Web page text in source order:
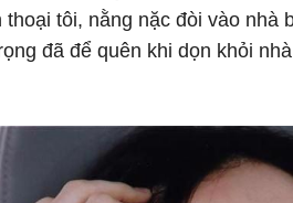
thoại tôi, nằng nặc đòi vào nhà
đã để quên khi dọn khỏi